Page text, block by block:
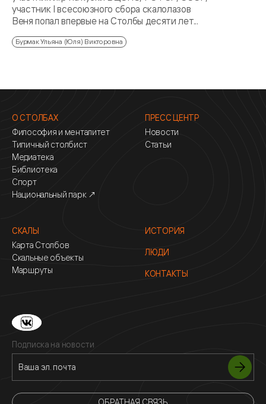
участник I всесоюзного сбора скалолазов
Веня попал впервые на Столбы десяти лет...
Бурмак Ульяна (Юля) Викторовна
О СТОЛБАХ
Философия и менталитет
Типичный столбист
Медиатека
Библиотека
Спорт
Национальный парк ↗
ПРЕСС ЦЕНТР
Новости
Статьи
СКАЛЫ
Карта Столбов
Скальные объекты
Маршруты
ИСТОРИЯ
ЛЮДИ
КОНТАКТЫ
Подписка на новости
ОБРАТНАЯ СВЯЗЬ